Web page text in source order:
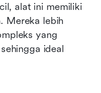
alat ini memiliki
Mereka lebih
yang
ideal